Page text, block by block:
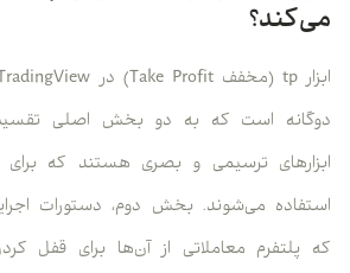
می‌کند؟
دوگانه است که به دو بخش اصلی
ابزارهای ترسیمی و بصری هستند که برای
استفاده می‌شوند. بخش دوم، دستورات
که پلتفرم معاملاتی از آن‌ها برای قفل